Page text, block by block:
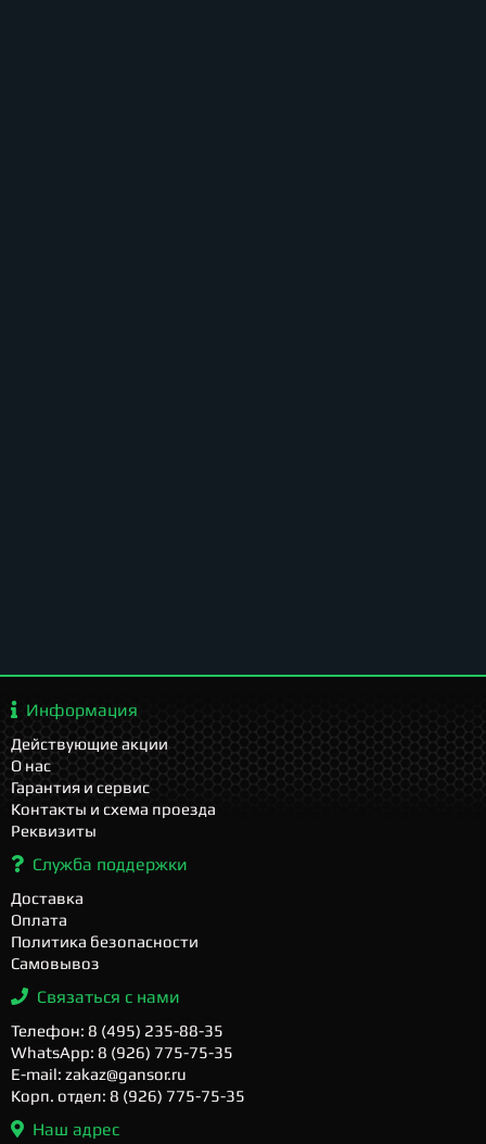
Информация
Действующие акции
О нас
Гарантия и сервис
Контакты и схема проезда
Реквизиты
Служба поддержки
Доставка
Оплата
Политика безопасности
Самовывоз
Связаться с нами
Телефон: 8 (495) 235-88-35
WhatsApp: 8 (926) 775-75-35
E-mail: zakaz@gansor.ru
Корп. отдел: 8 (926) 775-75-35
Наш адрес